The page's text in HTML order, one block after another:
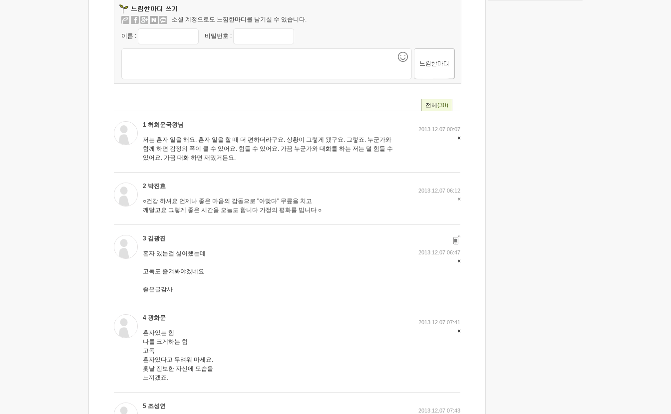
소셜 계정으로도 느낌한마디를 남기실 수 있습니다.
이름 : 비밀번호 :
전체(30)
1 허희운국왕님
저는 혼자 일을 해요. 혼자 일을 할 때 더 편하더라구요. 상황이 그렇게 됐구요. 그렇죠. 누군가와
함께 하면 감정의 폭이 클 수 있어요. 힘들 수 있어요. 가끔 누군가와 대화를 하는 저는 덜 힘들 수
있어요. 가끔 대화 하면 재밌거든요.
2013.12.07 00:07
2 박진효
○건강 하셔요 언제나 좋은 마음의 감동으로 "아맞다" 무릎을 치고
깨달고요 그렇게 좋은 시간을 오늘도 합니다 가정의 평화를 빕니다 ○
2013.12.07 06:12
3 김광진
혼자 있는걸 싫어했는데
고독도 즐겨봐야겠네요
좋은글감사
2013.12.07 06:47
4 광화문
혼자있는 힘
나를 크게하는 힘
고독
혼자있다고 두려워 마세요.
훗날 진보한 자신에 모습을
느끼겠죠.
2013.12.07 07:41
5 조성연
2013.12.07 07:43